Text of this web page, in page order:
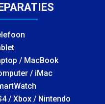
/ MacBook
/ iMac
/ Xbox / Nintendo